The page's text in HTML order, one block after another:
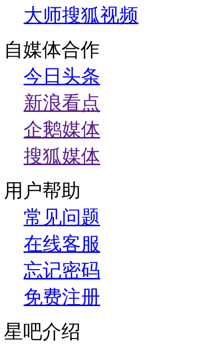
大师搜狐视频
自媒体合作
今日头条
新浪看点
企鹅媒体
搜狐媒体
用户帮助
常见问题
在线客服
忘记密码
免费注册
星吧介绍